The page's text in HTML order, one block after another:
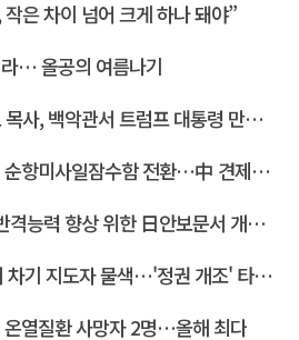
은 차이 넘어 크게 하나 돼야”
… 올공의 여름나기
사, 백악관서 트럼프 대통령 만났다
항미사일잠수함 전환…中 견제 강화
력 향상 위한 日안보문서 개정 윤곽
기 지도자 물색…'정권 개조' 타진"
온열질환 사망자 2명…올해 최다